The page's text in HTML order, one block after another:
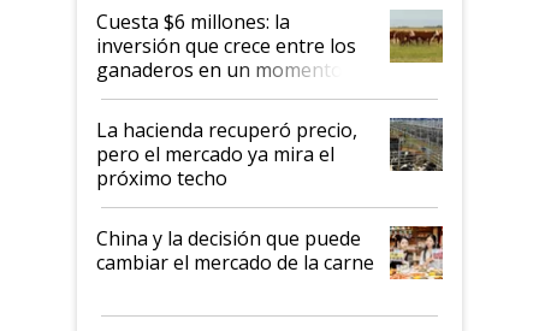
Cuesta $6 millones: la
inversión que crece entre los
ganaderos en un momento
histórico para la actividad
La hacienda recuperó precio,
pero el mercado ya mira el
próximo techo
China y la decisión que puede
cambiar el mercado de la carne